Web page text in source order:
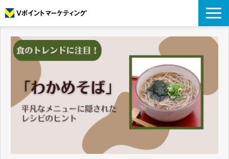
私たちについて
データについて
アナリティクス
リサーチ
コラム